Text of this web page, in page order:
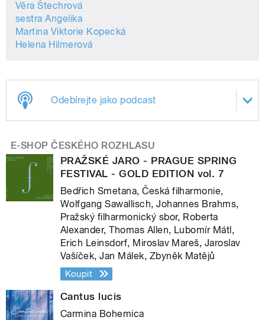
Věra Štechrová
sestra Angelika
Martina Viktorie Kopecká
Helena Hilmerová
Odebírejte jako podcast
E-SHOP ČESKÉHO ROZHLASU
PRAŽSKÉ JARO - PRAGUE SPRING
FESTIVAL - GOLD EDITION vol. 7
Bedřich Smetana, Česká filharmonie,
Wolfgang Sawallisch, Johannes Brahms,
Pražský filharmonický sbor, Roberta
Alexander, Thomas Allen, Lubomír Mátl,
Erich Leinsdorf, Miroslav Mareš, Jaroslav
Vašíček, Jan Málek, Zbyněk Matějů
Koupit
Cantus lucis
Carmina Bohemica